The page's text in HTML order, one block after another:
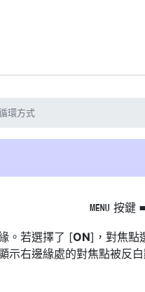
環方式
G 按鍵
。若選擇了 [ON]，對焦點
示右邊緣處的對焦點被反